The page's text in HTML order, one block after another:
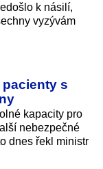
k násilí,
vyzývám
s
kapacity pro
nebezpečné
dnes řekl ministr